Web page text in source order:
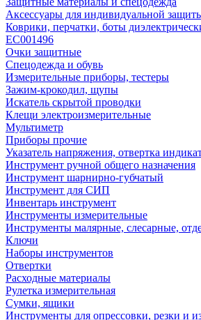
Аксессуары для индивидуальной
Коврики, перчатки, боты
EC001496
Очки защитные
Спецодежда и обувь
Измерительные приборы, тестеры
Зажим-крокодил, щупы
Искатель скрытой проводки
Клещи электроизмерительные
Мультиметр
Приборы прочие
Указатель напряжения, отвертка
Инструмент ручной общего назначения
Инструмент шарнирно-губчатый
Инструмент для СИП
Инвентарь инструмент
Инструменты измерительные
Инструменты малярные, слесарные,
Ключи
Наборы инструментов
Отвертки
Расходные материалы
Рулетка измерительная
Сумки, ящики
Инструменты для опрессовки, резки и